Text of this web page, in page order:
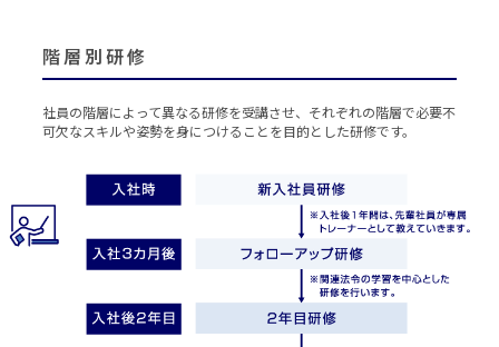
階層別研修
社員の階層によって異なる研修を受講させ、それぞれの階層で必要不
可欠なスキルや姿勢を身につけることを目的とした研修です。